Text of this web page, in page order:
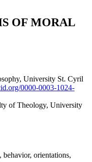
OF MORAL
University St. Cyril
0000-0003-1024-
of Theology, University
orientations,